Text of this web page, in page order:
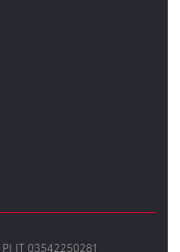
PI IT 03542250281